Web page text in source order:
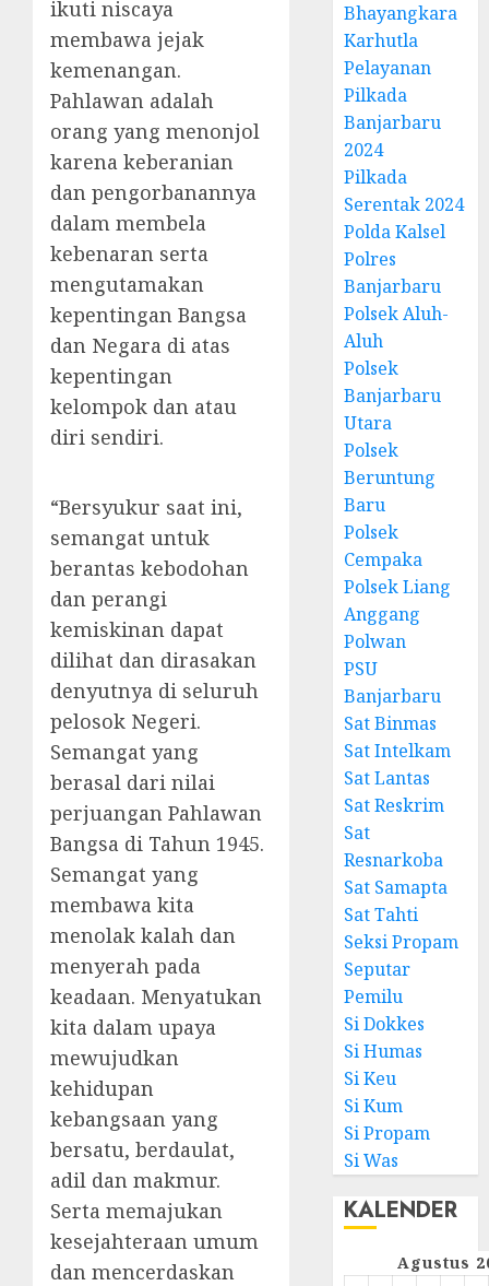
ikuti niscaya
membawa jejak
kemenangan.
Pahlawan adalah
orang yang menonjol
karena keberanian
dan pengorbanannya
dalam membela
kebenaran serta
mengutamakan
kepentingan Bangsa
dan Negara di atas
kepentingan
kelompok dan atau
diri sendiri.
“Bersyukur saat ini,
semangat untuk
berantas kebodohan
dan perangi
kemiskinan dapat
dilihat dan dirasakan
denyutnya di seluruh
pelosok Negeri.
Semangat yang
berasal dari nilai
perjuangan Pahlawan
Bangsa di Tahun 1945.
Semangat yang
membawa kita
menolak kalah dan
menyerah pada
keadaan. Menyatukan
kita dalam upaya
mewujudkan
kehidupan
kebangsaan yang
bersatu, berdaulat,
adil dan makmur.
Serta memajukan
kesejahteraan umum
dan mencerdaskan
Bhayangkara
Karhutla
Pelayanan
Pilkada
Banjarbaru
2024
Pilkada
Serentak 2024
Polda Kalsel
Polres
Banjarbaru
Polsek Aluh-
Aluh
Polsek
Banjarbaru
Utara
Polsek
Beruntung
Baru
Polsek
Cempaka
Polsek Liang
Anggang
Polwan
PSU
Banjarbaru
Sat Binmas
Sat Intelkam
Sat Lantas
Sat Reskrim
Sat
Resnarkoba
Sat Samapta
Sat Tahti
Seksi Propam
Seputar
Pemilu
Si Dokkes
Si Humas
Si Keu
Si Kum
Si Propam
Si Was
KALENDER
Agustus